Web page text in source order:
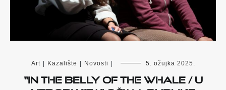
Art Kazalište Novosti 5. ožujka 2025.
“In the Belly of the Whale / U